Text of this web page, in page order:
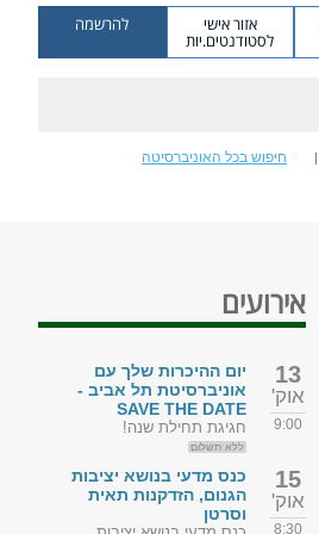
אזור אישי
לסטודנטים.יות
להרשמה
חיפוש בכל האוניברסיטה
אירועים
13
אוק'
9:00
יום ההיכרות שלך עם
אוניברסיטת תל אביב -
SAVE THE DATE
חגיגת תחילת שנה!
ללא תשלום
15
אוק'
8:30
כנס מדעי בנושא יציבות
הגנום, הזדקנות תאית
וסרטן